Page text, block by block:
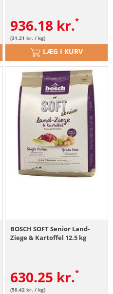
936.18 kr.
(31.21 kr. / kg)
LÆG I KURV
BOSCH SOFT Senior Land-
Ziege & Kartoffel 12.5 kg
630.25 kr.
(50.42 kr. / kg)